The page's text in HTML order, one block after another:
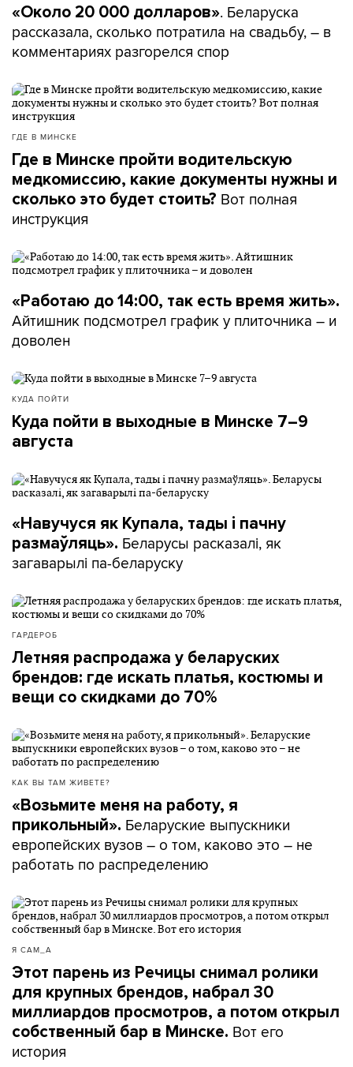
«Около 20 000 долларов». Беларуска
рассказала, сколько потратила на свадьбу, – в
комментариях разгорелся спор
ГДЕ В МИНСКЕ
Где в Минске пройти водительскую
медкомиссию, какие документы нужны и
сколько это будет стоить? Вот полная
инструкция
«Работаю до 14:00, так есть время жить».
Айтишник подсмотрел график у плиточника – и
доволен
КУДА ПОЙТИ
Куда пойти в выходные в Минске 7–9
августа
«Навучуся як Купала, тады і пачну
размаўляць». Беларусы расказалі, як
загаварылі па-беларуску
ГАРДЕРОБ
Летняя распродажа у беларуских
брендов: где искать платья, костюмы и
вещи со скидками до 70%
КАК ВЫ ТАМ ЖИВЕТЕ?
«Возьмите меня на работу, я
прикольный». Беларуские выпускники
европейских вузов – о том, каково это – не
работать по распределению
Я САМ_А
Этот парень из Речицы снимал ролики
для крупных брендов, набрал 30
миллиардов просмотров, а потом открыл
собственный бар в Минске. Вот его
история